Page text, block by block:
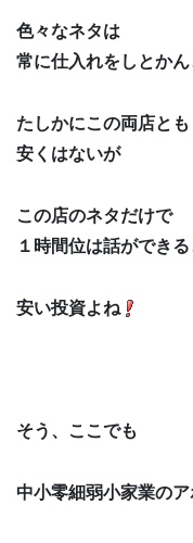
色々なネタは
常に仕入れをしとか
たしかにこの両店とも
安くはないが
この店のネタだけで
１時間位は話ができ
安い投資よね
そう、ここでも
中小零細弱小家業の